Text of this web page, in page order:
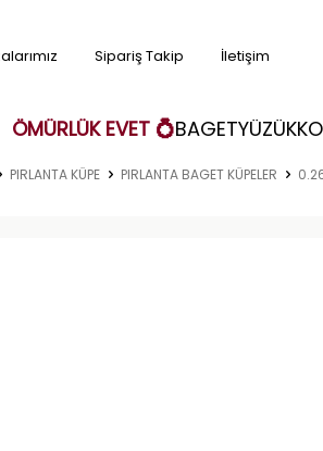
Sipariş Takip İletişim
ÖMÜRLÜK EVET 💍BAGETYÜZÜK
PIRLANTA KÜPE PIRLANTA BAGET KÜPELER